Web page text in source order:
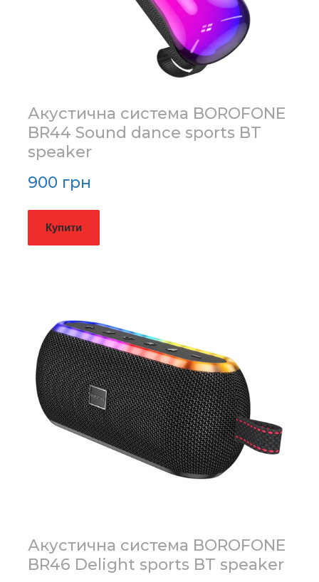
Акустична система BOROFONE
BR44 Sound dance sports BT
speaker
900 грн
Купити
Акустична система BOROFONE
BR46 Delight sports BT speaker